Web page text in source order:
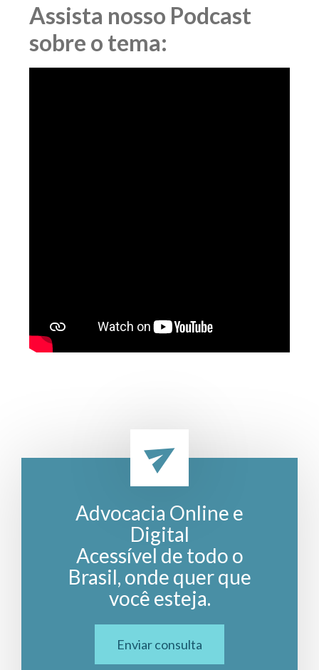
Assista nosso Podcast
sobre o tema:
Advocacia Online e
Digital
Acessível de todo o
Brasil, onde quer que
você esteja.
Enviar consulta